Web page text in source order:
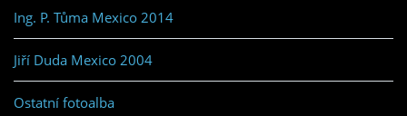
Ing. P. Tůma Mexico 2014
Jiří Duda Mexico 2004
Ostatní fotoalba